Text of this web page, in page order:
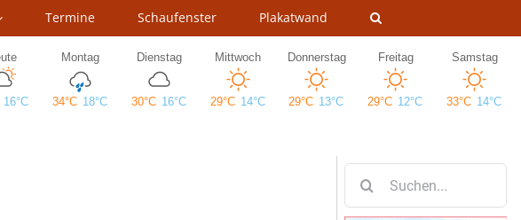
Termine Schaufenster Plakatwand
nach: